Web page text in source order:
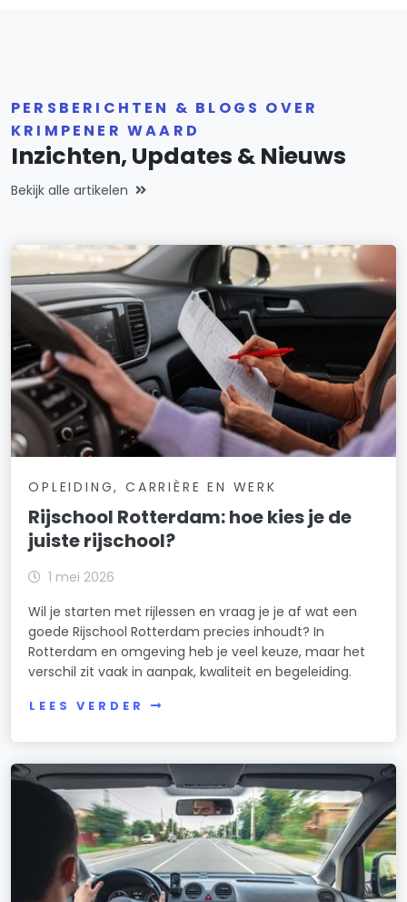
PERSBERICHTEN & BLOGS OVER
KRIMPENER WAARD
Inzichten, Updates & Nieuws
Bekijk alle artikelen
OPLEIDING, CARRIÈRE EN WERK
Rijschool Rotterdam: hoe kies je de
juiste rijschool?
1 mei 2026
Wil je starten met rijlessen en vraag je je af wat een
goede Rijschool Rotterdam precies inhoudt? In
Rotterdam en omgeving heb je veel keuze, maar het
verschil zit vaak in aanpak, kwaliteit en begeleiding.
LEES VERDER